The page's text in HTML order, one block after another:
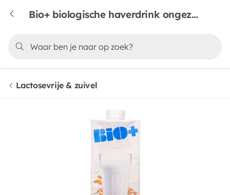
Bio+ biologische haverdrink ongezoet plantaardig
Lactosevrije & zuivel